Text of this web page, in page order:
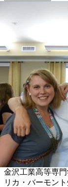
金沢工業高等専
リカ・バーモン